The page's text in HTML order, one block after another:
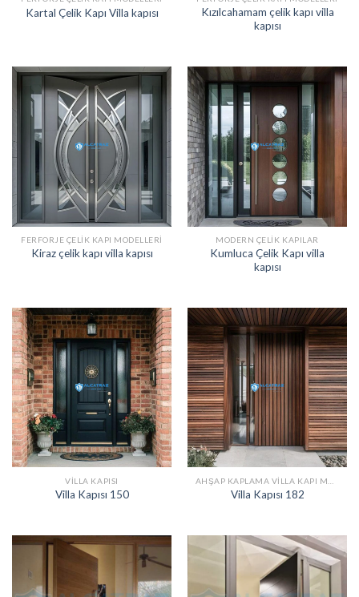
Kartal Çelik Kapı Villa kapısı
Kızılcahamam çelik kapı villa
kapısı
FERFORJE ÇELIK KAPI MODELLERI
Kiraz çelik kapı villa kapısı
MODERN ÇELIK KAPILAR
Kumluca Çelik Kapı villa
kapısı
VILLA KAPISI
Villa Kapısı 150 Villa Kapısı 182